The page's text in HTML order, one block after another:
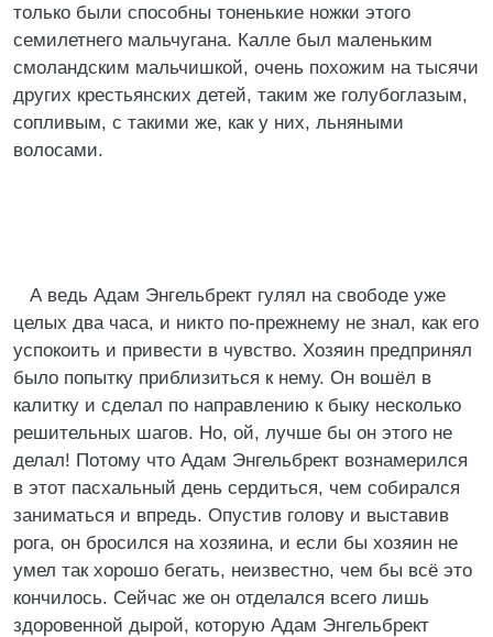
только были способны тоненькие ножки этого
семилетнего мальчугана. Калле был маленьким
смоландским мальчишкой, очень похожим на тысячи
других крестьянских детей, таким же голубоглазым,
сопливым, с такими же, как у них, льняными
волосами.
А ведь Адам Энгельбрект гулял на свободе уже
целых два часа, и никто по-прежнему не знал, как его
успокоить и привести в чувство. Хозяин предпринял
было попытку приблизиться к нему. Он вошёл в
калитку и сделал по направлению к быку несколько
решительных шагов. Но, ой, лучше бы он этого не
делал! Потому что Адам Энгельбрект вознамерился
в этот пасхальный день сердиться, чем собирался
заниматься и впредь. Опустив голову и выставив
рога, он бросился на хозяина, и если бы хозяин не
умел так хорошо бегать, неизвестно, чем бы всё это
кончилось. Сейчас же он отделался всего лишь
здоровенной дырой, которую Адам Энгельбрект